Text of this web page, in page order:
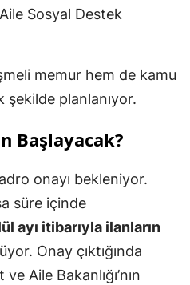
Sosyal Destek
memur hem de kamu
planlanıyor.
Başlayacak?
onayı bekleniyor.
süre içinde
ayı itibarıyla ilanların
Onay çıktığında
Aile Bakanlığı’nın